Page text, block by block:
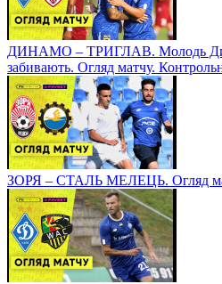
ДИНАМО – ТРИГЛАВ. Молодь
забивають. Огляд матчу.
ЗОРЯ – СТАЛЬ МЕЛЕЦЬ. Огляд